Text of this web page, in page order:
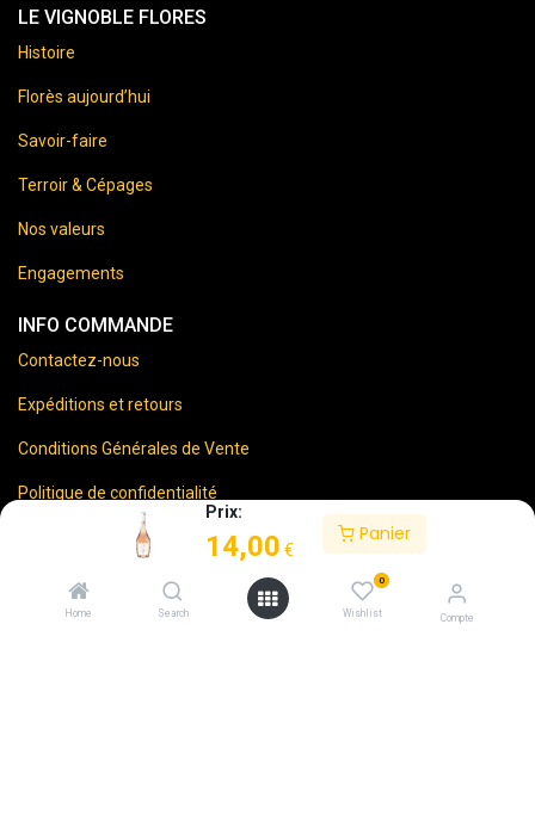
Prix:
14,00 €
Panier
Home Search
0
Wishlist Compte
LE VIGNOBLE FLORES
Histoire
Florès aujourd’hui
Savoir-faire
Terroir & Cépages
Nos valeurs
Engagements
INFO COMMANDE
Contactez-nous
Expéditions et retours
Conditions Générales de Vente
Politique de confidentialité
Mentions Légales